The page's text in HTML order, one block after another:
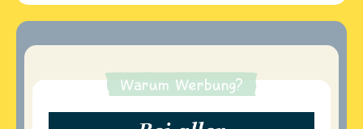
Warum Werbung?